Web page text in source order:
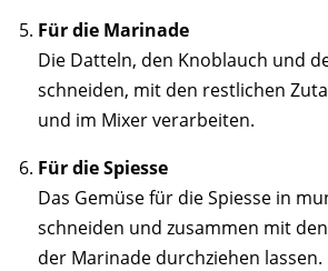
Für die Marinade
Die Datteln, den Knoblauch und
schneiden, mit den restlichen
und im Mixer verarbeiten.
Für die Spiesse
Das Gemüse für die Spiesse in
schneiden und zusammen mit
der Marinade durchziehen lassen.